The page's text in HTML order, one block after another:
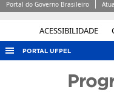
ACESSIBILIDADE
Portal do Governo Brasileiro
PORTAL UFPEL